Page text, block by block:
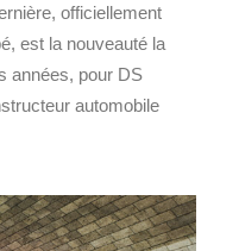
officiellement
est la nouveauté la
années, pour DS
automobile